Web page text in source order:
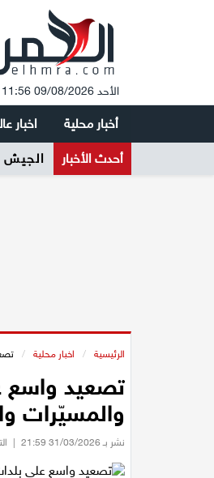
الأحد 09/08/2026 11:56
أخبار محلية اخبار
أحدث الأخبار الجيش
الرئيسية / اخبار محلية /
تصعيد واسع
والمسيّرات
نشر بـ 31/03/2026 21:59 |